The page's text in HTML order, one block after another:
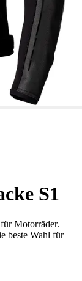
S1
Motorräder.
beste Wahl für